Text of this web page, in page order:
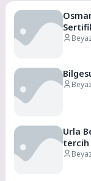
Urla
tercih